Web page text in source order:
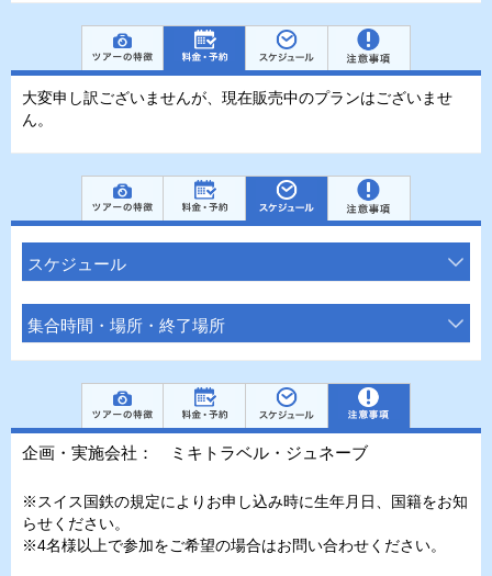
大変申し訳ございませんが、現在販売中のプランはございませ
ん。
スケジュール
集合時間・場所・終了場所
企画・実施会社： ミキトラベル・ジュネーブ
※スイス国鉄の規定によりお申し込み時に生年月日、国籍をお知
らせください。
※4名様以上で参加をご希望の場合はお問い合わせください。